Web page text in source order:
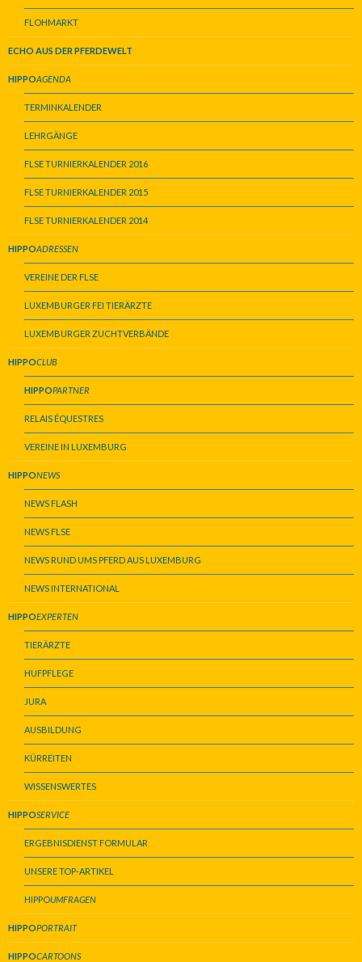
FLOHMARKT
ECHO AUS DER PFERDEWELT
HIPPOAGENDA
TERMINKALENDER
LEHRGÄNGE
FLSE TURNIERKALENDER 2016
FLSE TURNIERKALENDER 2015
FLSE TURNIERKALENDER 2014
HIPPOADRESSEN
VEREINE DER FLSE
LUXEMBURGER FEI TIERÄRZTE
LUXEMBURGER ZUCHTVERBÄNDE
HIPPOCLUB
HIPPOPARTNER
RELAIS ÉQUESTRES
VEREINE IN LUXEMBURG
HIPPONEWS
NEWS FLASH
NEWS FLSE
NEWS RUND UMS PFERD AUS LUXEMBURG
NEWS INTERNATIONAL
HIPPOEXPERTEN
TIERÄRZTE
HUFPFLEGE
JURA
AUSBILDUNG
KÜRREITEN
WISSENSWERTES
HIPPOSERVICE
ERGEBNISDIENST FORMULAR
UNSERE TOP-ARTIKEL
HIPPOUMFRAGEN
HIPPOPORTRAIT
HIPPOCARTOONS